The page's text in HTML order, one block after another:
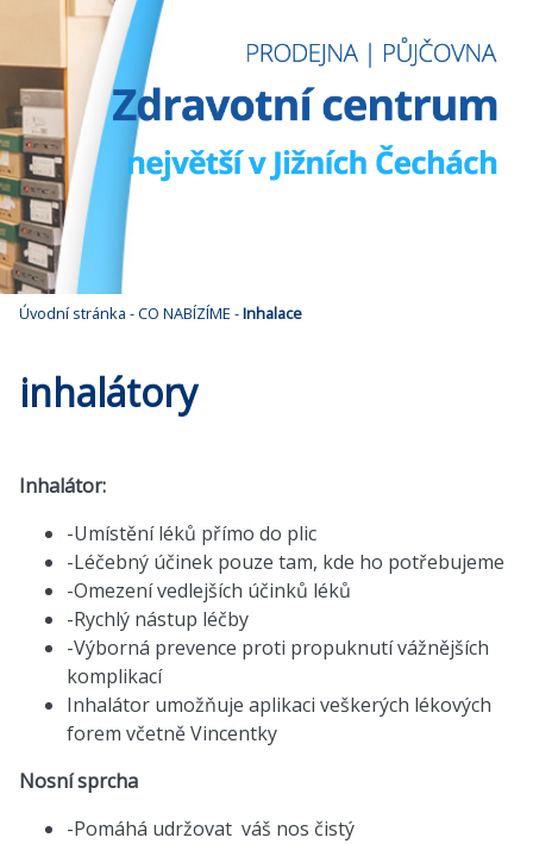
Úvodní stránka -CO NABÍZÍME -Inhalace
inhalátory
Inhalátor:
-Umístění léků přímo do plic
-Léčebný účinek pouze tam, kde ho potřebujeme
-Omezení vedlejších účinků léků
-Rychlý nástup léčby
-Výborná prevence proti propuknutí vážnějších
komplikací
Inhalátor umožňuje aplikaci veškerých lékových
forem včetně Vincentky
Nosní sprcha
-Pomáhá udržovat váš nos čistý